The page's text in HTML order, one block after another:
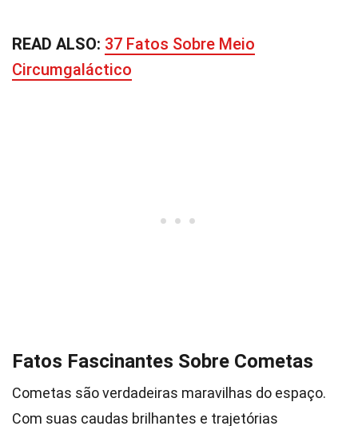
READ ALSO: 37 Fatos Sobre Meio
Circumgaláctico
Fatos Fascinantes Sobre Cometas
Cometas são verdadeiras maravilhas do espaço.
Com suas caudas brilhantes e trajetórias